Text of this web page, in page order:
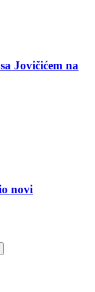
Jovičićem na
novi